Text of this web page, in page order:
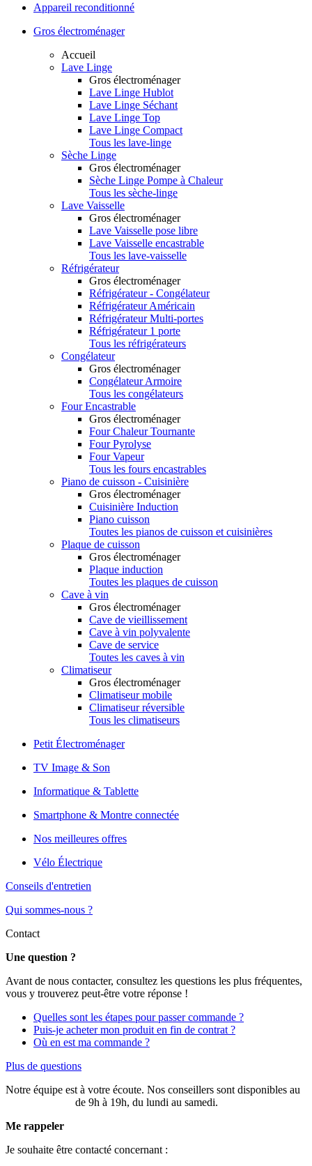
Appareil reconditionné
Gros électroménager
Accueil
Lave Linge
Gros électroménager
Lave Linge Hublot
Lave Linge Séchant
Lave Linge Top
Lave Linge Compact
Tous les lave-linge
Sèche Linge
Gros électroménager
Sèche Linge Pompe à Chaleur
Tous les sèche-linge
Lave Vaisselle
Gros électroménager
Lave Vaisselle pose libre
Lave Vaisselle encastrable
Tous les lave-vaisselle
Réfrigérateur
Gros électroménager
Réfrigérateur - Congélateur
Réfrigérateur Américain
Réfrigérateur Multi-portes
Réfrigérateur 1 porte
Tous les réfrigérateurs
Congélateur
Gros électroménager
Congélateur Armoire
Tous les congélateurs
Four Encastrable
Gros électroménager
Four Chaleur Tournante
Four Pyrolyse
Four Vapeur
Tous les fours encastrables
Piano de cuisson - Cuisinière
Gros électroménager
Cuisinière Induction
Piano cuisson
Toutes les pianos de cuisson et cuisinières
Plaque de cuisson
Gros électroménager
Plaque induction
Toutes les plaques de cuisson
Cave à vin
Gros électroménager
Cave de vieillissement
Cave à vin polyvalente
Cave de service
Toutes les caves à vin
Climatiseur
Gros électroménager
Climatiseur mobile
Climatiseur réversible
Tous les climatiseurs
Petit Électroménager
TV Image & Son
Informatique & Tablette
Smartphone & Montre connectée
Nos meilleures offres
Vélo Électrique
Conseils d'entretien
Qui sommes-nous ?
Contact
Une question ?
Avant de nous contacter, consultez les questions les plus fréquentes,
vous y trouverez peut-être votre réponse !
Quelles sont les étapes pour passer commande ?
Puis-je acheter mon produit en fin de contrat ?
Où en est ma commande ?
Plus de questions
Notre équipe est à votre écoute. Nos conseillers sont disponibles au
de 9h à 19h, du lundi au samedi.
Me rappeler
Je souhaite être contacté concernant :